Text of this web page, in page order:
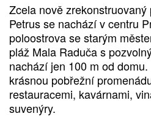
Zcela nově
Petrus se nachází v centru
poloostrova se starým
pláž Mala Raduča s
nachází jen 100 m od
krásnou pobřežní
restauracemi, kavárnami,
suvenýry.